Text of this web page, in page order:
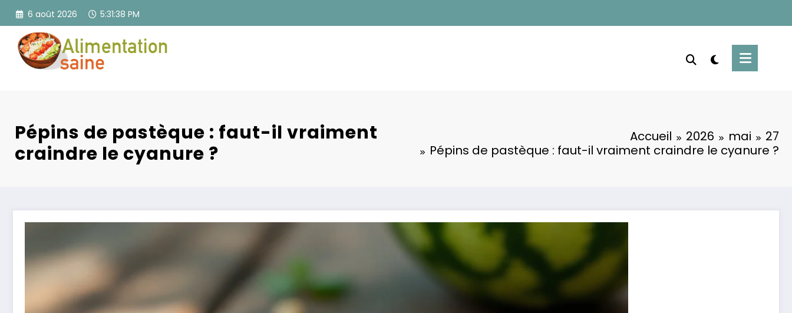
Aller
contenu
6 août 2026 5:31:40 PM
Pépins de pastèque : faut-il vraiment
craindre le cyanure ?
Accueil 2026 mai
27
Pépins de pastèque : faut-il vraiment craindre le cyanure ?